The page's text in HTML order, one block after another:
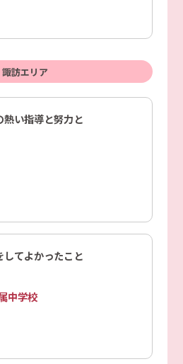
諏訪エリア
熱い指導と努力と
してよかったこと
中学校